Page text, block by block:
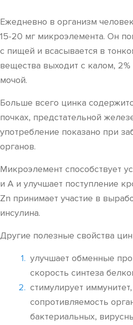
Ежедневно в организм
15-20 мг микроэлемента. Он
с пищей и всасывается в
вещества выходит с калом,
мочой.
Больше всего цинка
почках, предстательной
употребление показано при
органов.
Микроэлемент способствует
и А и улучшает поступление
Zn принимает участие в
инсулина.
Другие полезные свойства
улучшает обменные
скорость синтеза
стимулирует
сопротивляемость
бактериальных,